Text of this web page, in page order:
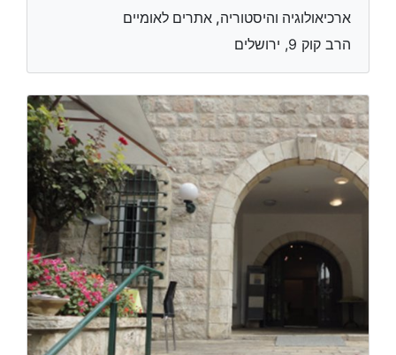
ארכיאולוגיה והיסטוריה, אתרים לאומיים
הרב קוק 9, ירושלים